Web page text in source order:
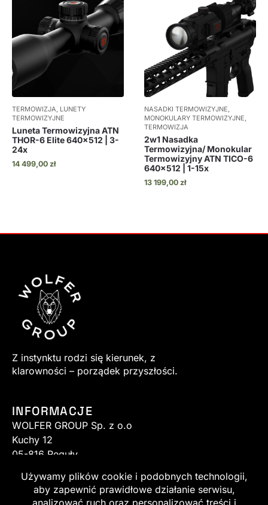
TERMOWIZJA, LUNETY
TERMOWIZYJNE
Luneta Termowizyjna ATN
THOR-6 Elite 640×512 | 3-
24x
14 499,00 zł
NASADKI TERMOWIZYJNE,
MONOKULARY TERMOWIZYJNE,
TERMOWIZJA
2w1 Nasadka
Termowizyjna/ Monokular
Termowizyjny ATN TICO-6
640×512 | 1-15x
13 199,00 zł
Z instynktu rodzi się kierunek, z
klarowności – porządek przyszłości.
INFORMACJE
WOLFER GROUP Sp. z o.o
Kuchy 12
05-816 Reguły
sklep@wolfer.pl
+48 513 520 140